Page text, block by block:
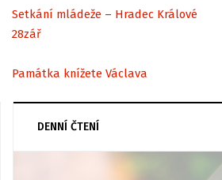
Setkání mládeže – Hradec Králové
28zář
Památka knížete Václava
DENNÍ ČTENÍ